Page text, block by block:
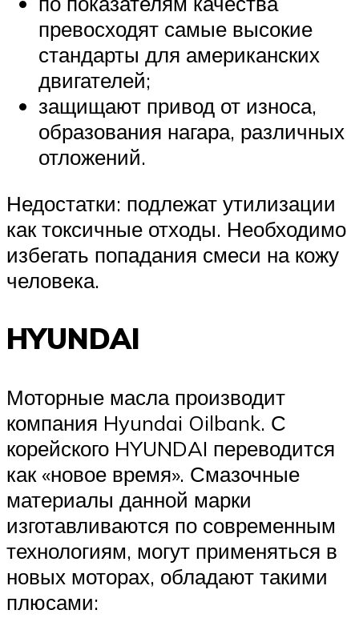
превосходят самые высокие
стандарты для американских
двигателей;
защищают привод от износа,
образования нагара, различных
отложений.
Недостатки: подлежат утилизации
как токсичные отходы. Необходимо
избегать попадания смеси на кожу
человека.
HYUNDAI
Моторные масла производит
компания Hyundai Oilbank. С
корейского HYUNDAI переводится
как «новое время». Смазочные
материалы данной марки
изготавливаются по современным
технологиям, могут применяться в
новых моторах, обладают такими
плюсами: